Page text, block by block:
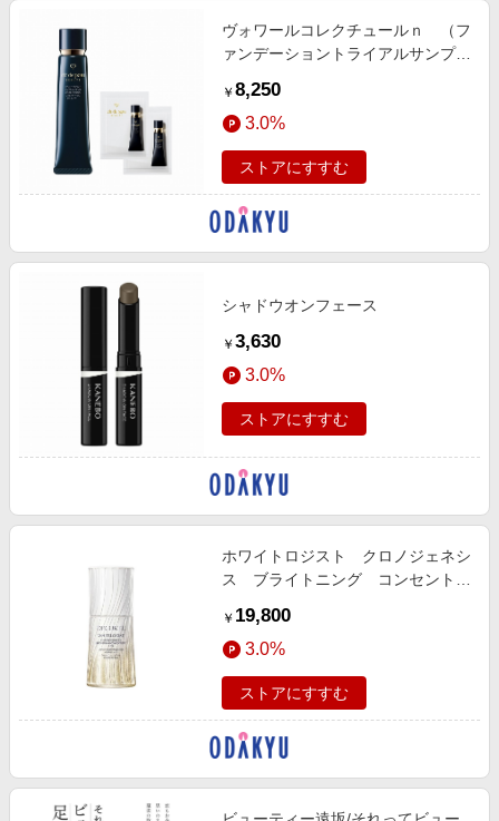
ヴォワールコレクチュールｎ （フ
ァンデーショントライアルサンプル
￥ 8,250
3.0%
ストアにすすむ
シャドウオンフェース
￥ 3,630
3.0%
ストアにすすむ
ホワイトロジスト クロノジェネシ
ス ブライトニング コンセントレ
￥ 19,800
3.0%
ストアにすすむ